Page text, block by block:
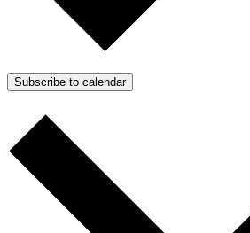
Subscribe to calendar